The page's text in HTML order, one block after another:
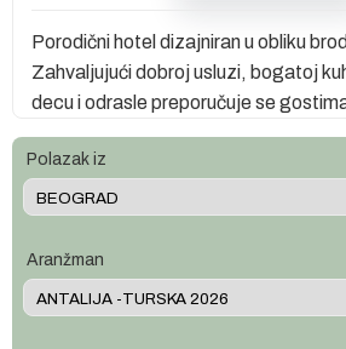
Porodični hotel dizajniran u obliku
Zahvaljujući dobroj usluzi, bogatoj
decu i odrasle preporučuje se
Polazak iz
Aranžman